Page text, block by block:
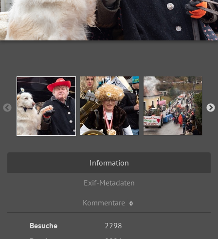
Information
Exif-Metadaten
Kommentare 0
Besuche
2298